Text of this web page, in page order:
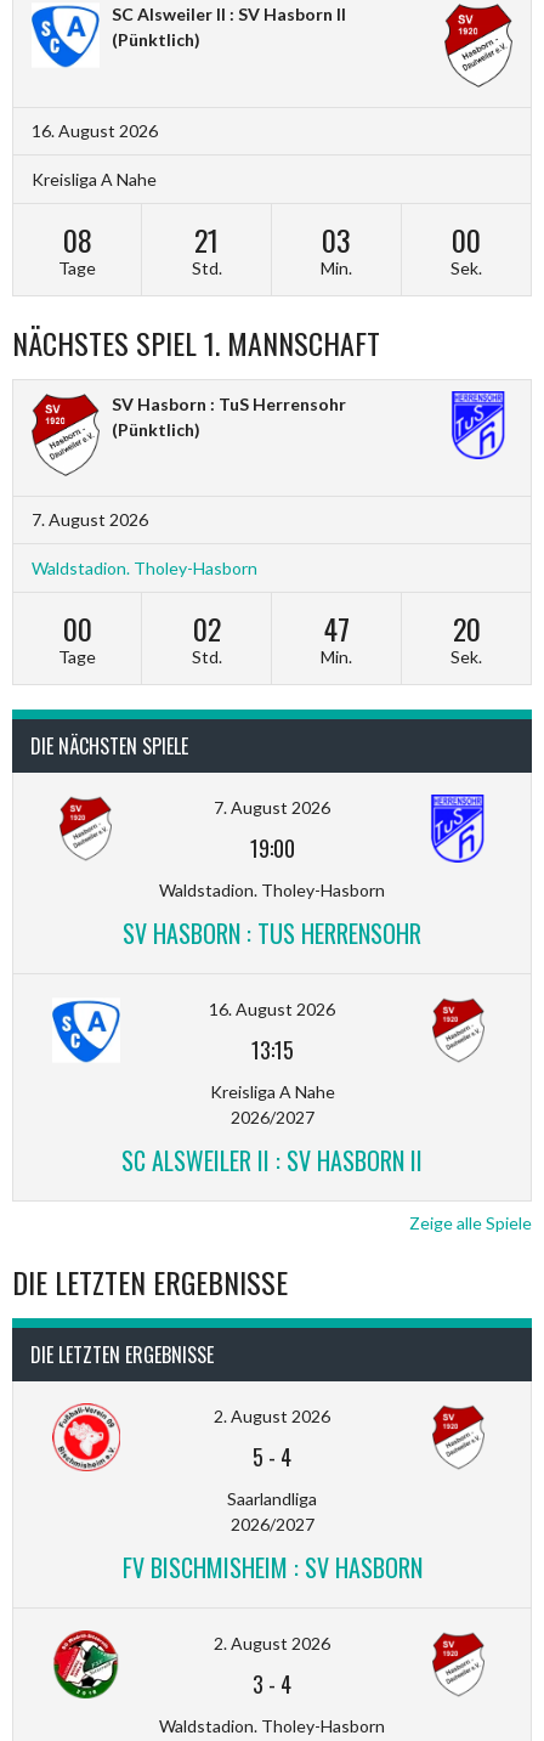
SC Alsweiler II : SV Hasborn II
(Pünktlich)
16. August 2026
Kreisliga A Nahe
08
Tage
21
Std.
02
Min.
59
Sek.
NÄCHSTES SPIEL 1. MANNSCHAFT
SV Hasborn : TuS Herrensohr
(Pünktlich)
7. August 2026
Waldstadion. Tholey-Hasborn
00
Tage
02
Std.
47
Min.
19
Sek.
DIE NÄCHSTEN SPIELE
7. August 2026
19:00
Waldstadion. Tholey-Hasborn
SV HASBORN : TUS HERRENSOHR
16. August 2026
13:15
Kreisliga A Nahe
2026/2027
SC ALSWEILER II : SV HASBORN II
Zeige alle Spiele
DIE LETZTEN ERGEBNISSE
DIE LETZTEN ERGEBNISSE
2. August 2026
5 - 4
Saarlandliga
2026/2027
FV BISCHMISHEIM : SV HASBORN
2. August 2026
3 - 4
Waldstadion. Tholey-Hasborn